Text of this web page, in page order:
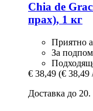
Chia de
прах), 1 кг
Приятно
За
€ 38,49 (€ 38,49
Доставка до 20.